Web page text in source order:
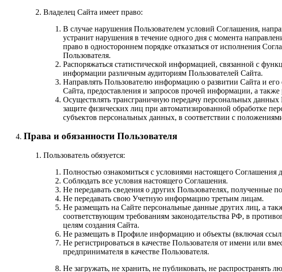
Владелец Сайта имеет право:
В случае нарушения Пользователем условий Соглашения,
устранит нарушения в течение одного дня c момента
право в одностороннем порядке отказаться от исполнения
Пользователя.
Распоряжаться статистической информацией, связанной с
информации различным аудиториям Пользователей Сайта.
Направлять Пользователю информацию о развитии Сайта и
Сайта, предоставления и запросов прочей информации, а
Осуществлять трансграничную передачу персональных
защите физических лиц при автоматизированной обработке
субъектов персональных данных, в соответствии с
Права и обязанности Пользователя
Пользователь обязуется:
Полностью ознакомиться с условиями настоящего Соглашения
Соблюдать все условия настоящего Соглашения.
Не передавать сведения о других Пользователях, полученные
Не передавать свою Учетную информацию третьим лицам.
Не размещать на Сайте персональные данные других лиц, а
соответствующим требованиям законодательства РФ, в
целям создания Сайта.
Не размещать в Профиле информацию и объекты (включая
Не регистрироваться в качестве Пользователя от имени или
предпринимателя в качестве Пользователя.
Не загружать, не хранить, не публиковать, не распространять